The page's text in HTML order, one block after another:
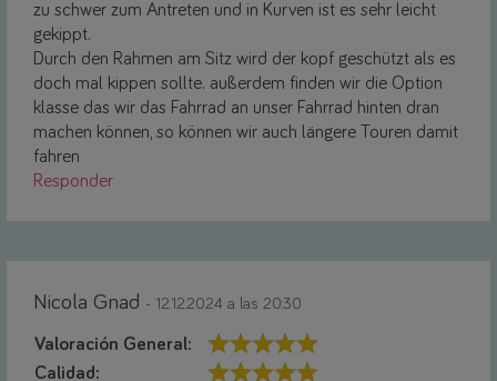
zu schwer zum Antreten und in Kurven ist es sehr leicht
gekippt.
Durch den Rahmen am Sitz wird der kopf geschützt als es
doch mal kippen sollte. außerdem finden wir die Option
klasse das wir das Fahrrad an unser Fahrrad hinten dran
machen können, so können wir auch längere Touren damit
fahren
Responder
Nicola Gnad - 12.12.2024 a las 20:30
Valoración General:
Calidad: